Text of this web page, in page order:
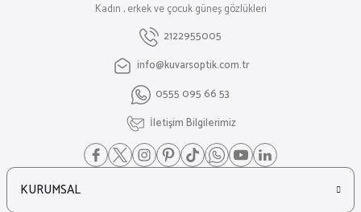
Kadın , erkek ve çocuk güneş gözlükleri
2122955005
info@kuvarsoptik.com.tr
0555 095 66 53
İletişim Bilgilerimiz
KURUMSAL